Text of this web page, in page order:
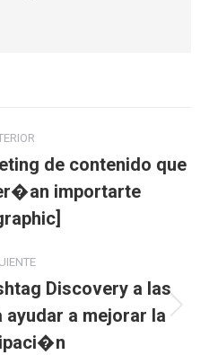
Publicación
anterior:
de contenido que
importarte
Publicación
siguiente:
Discovery a las
a mejorar la